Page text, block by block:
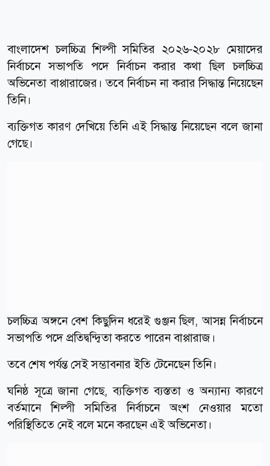
বাংলাদেশ চলচ্চিত্র শিল্পী সমিতির ২০২৬-২০২৮ মেয়াদের
নির্বাচনে সভাপতি পদে নির্বাচন করার কথা ছিল চলচ্চিত্র
অভিনেতা বাপ্পারাজের। তবে নির্বাচন না করার সিদ্ধান্ত নিয়েছেন
তিনি।
ব্যক্তিগত কারণ দেখিয়ে তিনি এই সিদ্ধান্ত নিয়েছেন বলে জানা
গেছে।
চলচ্চিত্র অঙ্গনে বেশ কিছুদিন ধরেই গুঞ্জন ছিল, আসন্ন নির্বাচনে
সভাপতি পদে প্রতিদ্বন্দ্বিতা করতে পারেন বাপ্পারাজ।
তবে শেষ পর্যন্ত সেই সম্ভাবনার ইতি টেনেছেন তিনি।
ঘনিষ্ঠ সূত্রে জানা গেছে, ব্যক্তিগত ব্যস্ততা ও অন্যান্য কারণে
বর্তমানে শিল্পী সমিতির নির্বাচনে অংশ নেওয়ার মতো
পরিস্থিতিতে নেই বলে মনে করছেন এই অভিনেতা।